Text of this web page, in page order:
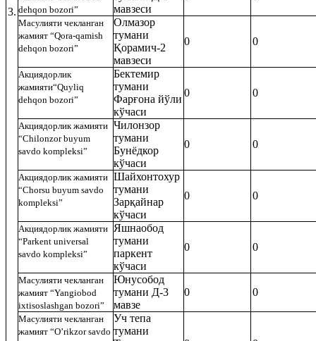
3. dehqon bozori”
мавзеси
Масулияти чекланган
жамият “Qora-qamish
dehqon bozori”
Олмазор
тумани
Қорамич-2
мавзеси
0 0
Акциядорлик
жамияти“Quyliq
dehqon bozori”
Бектемир
тумани
Фарғона йўли
кўчаси
0 0
Акциядорлик жамияти
“Chilonzor buyum
savdo kompleksi”
Чилонзор
тумани
Бунёдкор
кўчаси
0 0
Акциядорлик жамияти
“Chorsu buyum savdo
kompleksi”
Шайхонтохур
тумани
Зарқайнар
кўчаси
0 0
Акциядорлик жамияти
“Parkent universal
savdo kompleksi”
Яшнаобод
тумани
паркент
кўчаси
0 0
Масулияти чекланган
жамият “Yangiobod
ixtisoslashgan bozori”
Юнусобод
тумани Д-3
мавзе
0 0
Масулияти чекланган
жамият “O’rikzor savdo
Уч тепа
тумани